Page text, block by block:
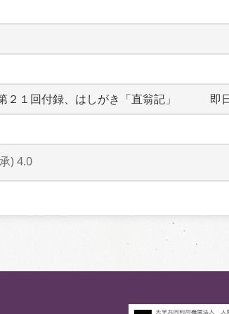
２１回付録、はしがき「直翁記」　　　即
) 4.0